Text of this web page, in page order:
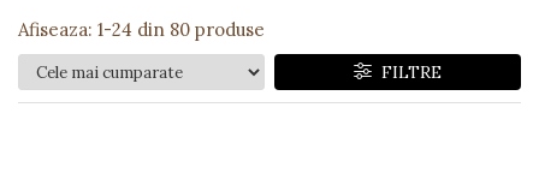
Accesorii
Exterior
Interior
Afiseaza: 1-24 din 80 produse
FILTRE